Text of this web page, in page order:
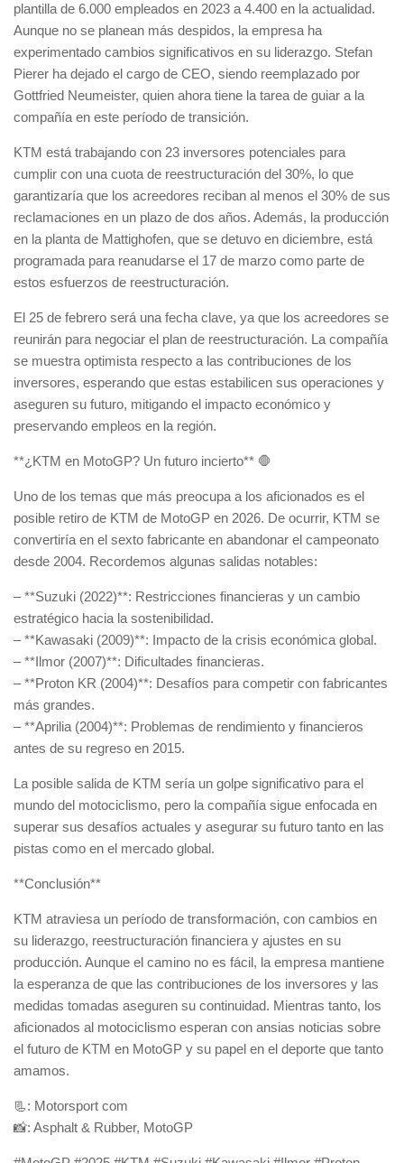
plantilla de 6.000 empleados en 2023 a 4.400 en la actualidad.
Aunque no se planean más despidos, la empresa ha
experimentado cambios significativos en su liderazgo. Stefan
Pierer ha dejado el cargo de CEO, siendo reemplazado por
Gottfried Neumeister, quien ahora tiene la tarea de guiar a la
compañía en este período de transición.
KTM está trabajando con 23 inversores potenciales para
cumplir con una cuota de reestructuración del 30%, lo que
garantizaría que los acreedores reciban al menos el 30% de sus
reclamaciones en un plazo de dos años. Además, la producción
en la planta de Mattighofen, que se detuvo en diciembre, está
programada para reanudarse el 17 de marzo como parte de
estos esfuerzos de reestructuración.
El 25 de febrero será una fecha clave, ya que los acreedores se
reunirán para negociar el plan de reestructuración. La compañía
se muestra optimista respecto a las contribuciones de los
inversores, esperando que estas estabilicen sus operaciones y
aseguren su futuro, mitigando el impacto económico y
preservando empleos en la región.
**¿KTM en MotoGP? Un futuro incierto** 🛑
Uno de los temas que más preocupa a los aficionados es el
posible retiro de KTM de MotoGP en 2026. De ocurrir, KTM se
convertiría en el sexto fabricante en abandonar el campeonato
desde 2004. Recordemos algunas salidas notables:
– **Suzuki (2022)**: Restricciones financieras y un cambio
estratégico hacia la sostenibilidad.
– **Kawasaki (2009)**: Impacto de la crisis económica global.
– **Ilmor (2007)**: Dificultades financieras.
– **Proton KR (2004)**: Desafíos para competir con fabricantes
más grandes.
– **Aprilia (2004)**: Problemas de rendimiento y financieros
antes de su regreso en 2015.
La posible salida de KTM sería un golpe significativo para el
mundo del motociclismo, pero la compañía sigue enfocada en
superar sus desafíos actuales y asegurar su futuro tanto en las
pistas como en el mercado global.
**Conclusión**
KTM atraviesa un período de transformación, con cambios en
su liderazgo, reestructuración financiera y ajustes en su
producción. Aunque el camino no es fácil, la empresa mantiene
la esperanza de que las contribuciones de los inversores y las
medidas tomadas aseguren su continuidad. Mientras tanto, los
aficionados al motociclismo esperan con ansias noticias sobre
el futuro de KTM en MotoGP y su papel en el deporte que tanto
amamos.
📃: Motorsport com
📸: Asphalt & Rubber, MotoGP